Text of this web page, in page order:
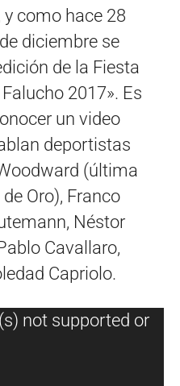
como hace 28
diciembre se
de la Fiesta
2017». Es
un video
deportistas
(última
Oro), Franco
Néstor
Cavallaro,
Capriolo.
not supported or